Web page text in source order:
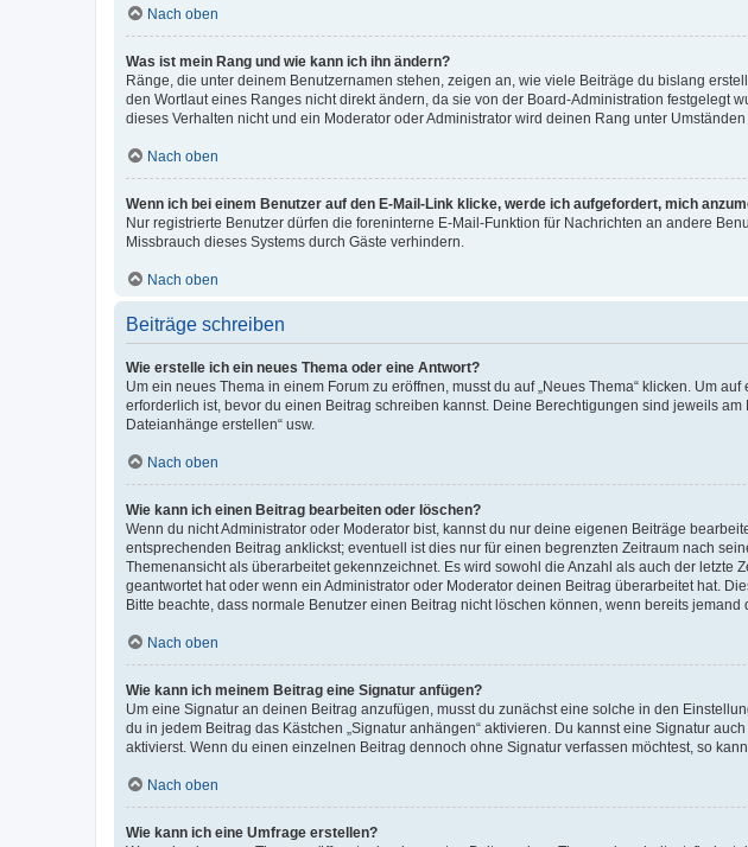
Nach oben
Was ist mein Rang und wie kann ich ihn ändern?
Ränge, die unter deinem Benutzernamen stehen, zeigen an, wie viele Beiträge du bislang
den Wortlaut eines Ranges nicht direkt ändern, da sie von der Board-Administration
dieses Verhalten nicht und ein Moderator oder Administrator wird deinen Rang unter
Nach oben
Wenn ich bei einem Benutzer auf den E-Mail-Link klicke, werde ich aufgefordert, mich
Nur registrierte Benutzer dürfen die foreninterne E-Mail-Funktion für Nachrichten an andere
Missbrauch dieses Systems durch Gäste verhindern.
Nach oben
Beiträge schreiben
Wie erstelle ich ein neues Thema oder eine Antwort?
Um ein neues Thema in einem Forum zu eröffnen, musst du auf „Neues Thema“ klicken. Um
erforderlich ist, bevor du einen Beitrag schreiben kannst. Deine Berechtigungen sind jeweils
Dateianhänge erstellen“ usw.
Nach oben
Wie kann ich einen Beitrag bearbeiten oder löschen?
Wenn du nicht Administrator oder Moderator bist, kannst du nur deine eigenen Beiträge
entsprechenden Beitrag anklickst; eventuell ist dies nur für einen begrenzten Zeitraum nach
Themenansicht als überarbeitet gekennzeichnet. Es wird sowohl die Anzahl als auch der
geantwortet hat oder wenn ein Administrator oder Moderator deinen Beitrag überarbeitet hat.
Bitte beachte, dass normale Benutzer einen Beitrag nicht löschen können, wenn bereits jemand
Nach oben
Wie kann ich meinem Beitrag eine Signatur anfügen?
Um eine Signatur an deinen Beitrag anzufügen, musst du zunächst eine solche in den
du in jedem Beitrag das Kästchen „Signatur anhängen“ aktivieren. Du kannst eine Signatur
aktivierst. Wenn du einen einzelnen Beitrag dennoch ohne Signatur verfassen möchtest, so
Nach oben
Wie kann ich eine Umfrage erstellen?